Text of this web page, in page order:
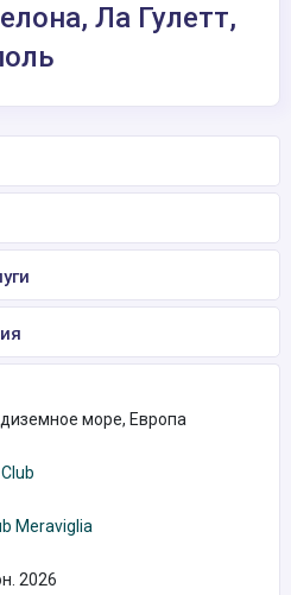
Ла Гулетт,
море, Европа
Meraviglia
2026